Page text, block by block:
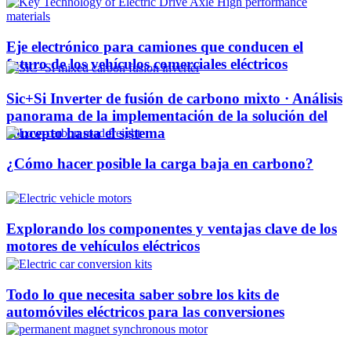
Eje electrónico para camiones que conducen el
futuro de los vehículos comerciales eléctricos
Sic+Si Inverter de fusión de carbono mixto · Análisis
panorama de la implementación de la solución del
concepto hasta el sistema
¿Cómo hacer posible la carga baja en carbono?
Explorando los componentes y ventajas clave de los
motores de vehículos eléctricos
Todo lo que necesita saber sobre los kits de
automóviles eléctricos para las conversiones